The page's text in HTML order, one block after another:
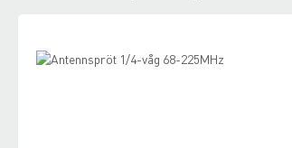
Skip